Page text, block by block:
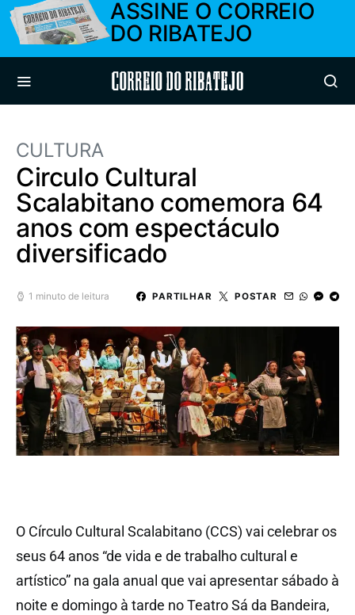
ASSINE O CORREIO
DO RIBATEJO
Correio do Ribatejo
CULTURA
Circulo Cultural
Scalabitano comemora 64
anos com espectáculo
diversificado
1 minuto de leitura PARTILHAR POSTAR
O Círculo Cultural Scalabitano (CCS) vai celebrar os
seus 64 anos “de vida e de trabalho cultural e
artístico” na gala anual que vai apresentar sábado à
noite e domingo à tarde no Teatro Sá da Bandeira,